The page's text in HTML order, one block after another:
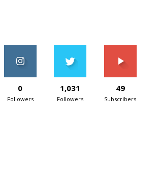
0
Followers
1,031
Followers
49
Subscribers